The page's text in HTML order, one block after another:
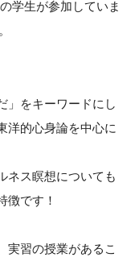
学生が参加していま
」をキーワードにし
洋的心身論を中心に
ネス瞑想についても
徴です！
習の授業があるこ